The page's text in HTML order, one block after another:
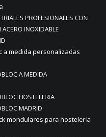
PROFESIONALES CON
INOXIDABLE
a medida personalizadas
A MEDIDA
HOSTELERIA
MADRID
mondulares para hosteleria